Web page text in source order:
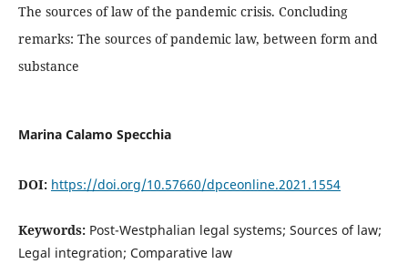
The sources of law of the pandemic crisis. Concluding
remarks: The sources of pandemic law, between form and
substance
Marina Calamo Specchia
DOI: https://doi.org/10.57660/dpceonline.2021.1554
Keywords: Post-Westphalian legal systems; Sources of law;
Legal integration; Comparative law